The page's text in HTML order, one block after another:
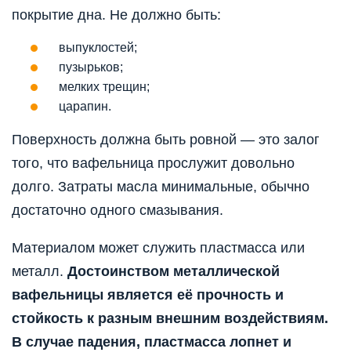
покрытие дна. Не должно быть:
выпуклостей;
пузырьков;
мелких трещин;
царапин.
Поверхность должна быть ровной — это залог
того, что вафельница прослужит довольно
долго. Затраты масла минимальные, обычно
достаточно одного смазывания.
Материалом может служить пластмасса или
металл. Достоинством металлической
вафельницы является её прочность и
стойкость к разным внешним воздействиям.
В случае падения, пластмасса лопнет и